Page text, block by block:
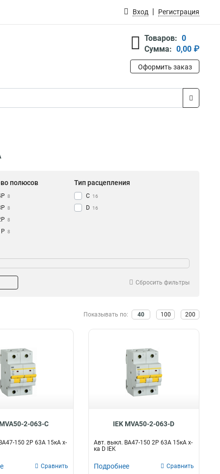
Вход Регистрация
Товаров: 0
Сумма: 0,00 ₽
Оформить заказ
полюсов
8
8
8
8
Тип расцепления
C 16
D 16
Сбросить фильтры
Показывать по: 40 100 200
2-063-C
150 2Р 63А 15кА х-
Сравнить
IEK MVA50-2-063-D
Авт. выкл. ВА47-150 2Р 63А 15кА х-
ка D IEK
Подробнее Сравнить